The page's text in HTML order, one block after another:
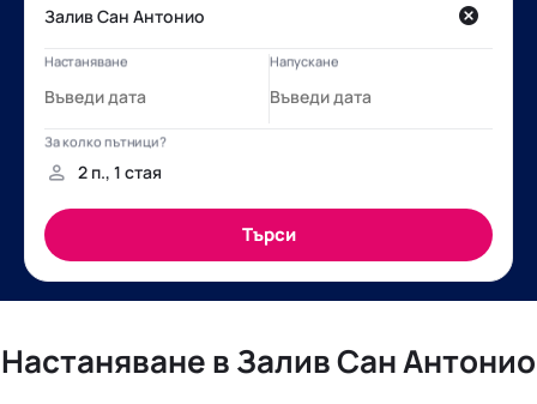
Настаняване в Залив Сан Антонио